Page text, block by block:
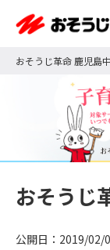
おそうじ革命 鹿児島
おそうじ
公開日：2019/02/